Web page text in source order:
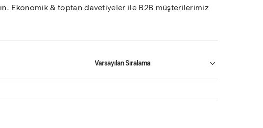
Ekonomik & toptan davetiyeler ile B2B müşterilerimiz